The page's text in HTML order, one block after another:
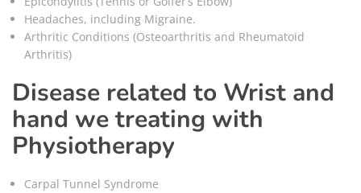
Headaches, including Migraine.
Arthritic Conditions (Osteoarthritis and Rheumatoid
Arthritis)
Disease related to Wrist and
hand we treating with
Physiotherapy
Carpal Tunnel Syndrome